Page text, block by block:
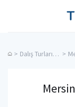
> Dalış Turları ve Eğitimi >